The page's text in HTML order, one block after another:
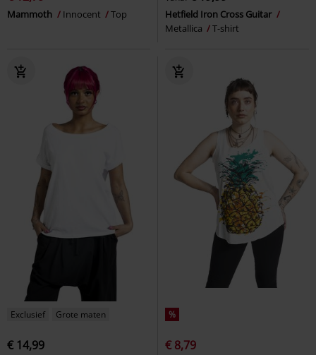
Mammoth Innocent Top
Hetfield Iron Cross Guitar
Metallica
T-shirt
Exclusief Grote maten
€ 14,99
%
€ 8,79